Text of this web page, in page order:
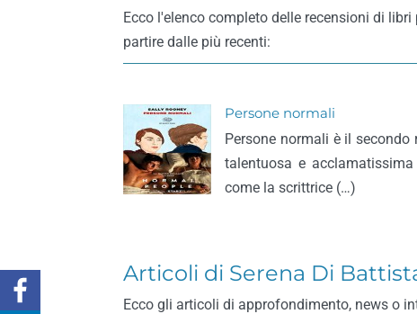
Ecco l'elenco completo delle recensioni di
partire dalle più recenti:
Persone normali
Persone normali è il secondo
talentuosa e
come la scrittrice (…)
Articoli di Serena Di
Ecco gli articoli di approfondimento, news o